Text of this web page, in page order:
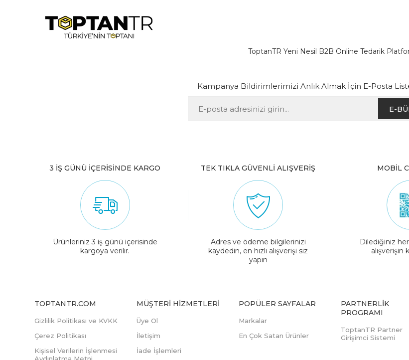
ToptanTR Yeni Nesil B2B Online Tedarik
Kampanya Bildirimlerimizi Anlık Almak İçin E-Posta
E-
3 İŞ GÜNÜ İÇERİSİNDE KARGO
Ürünleriniz 3 iş günü içerisinde
kargoya verilir.
TEK TIKLA GÜVENLİ ALIŞVERİŞ
Adres ve ödeme bilgilerinizi
kaydedin, en hızlı alışverişi siz
yapın
MOBİL
Dilediğiniz
alışverişin
TOPTANTR.COM
Gizlilik Politikası ve KVKK
Çerez Politikası
Kişisel Verilerin İşlenmesi
MÜŞTERI HIZMETLERI
Üye Ol
İletişim
İade İşlemleri
POPÜLER SAYFALAR
Markalar
En Çok Satan Ürünler
PARTNERLIK
PROGRAMI
ToptanTR Partner
Girişimci Sistemi